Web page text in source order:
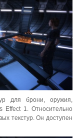
для брони, оружия,
Effect 1. Относительно
текстур. Он доступен